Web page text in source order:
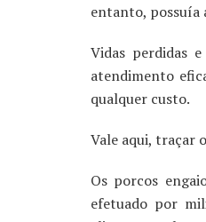
entanto, possuía
Vidas perdidas
atendimento
qualquer custo.
Vale aqui, traçar
Os porcos
efetuado por